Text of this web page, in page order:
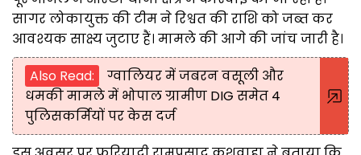
सागर लोकायुक्त की टीम ने रिश्वत की राशि को जब्त कर
आवश्यक साक्ष्य जुटाए हैं। मामले की आगे की जांच जारी है।
Also Read:
ग्वालियर में जबरन वसूली और
धमकी मामले में भोपाल ग्रामीण DIG समेत 4
पुलिसकर्मियों पर केस दर्ज